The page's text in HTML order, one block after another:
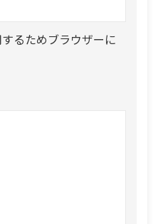
るためブラウザーに